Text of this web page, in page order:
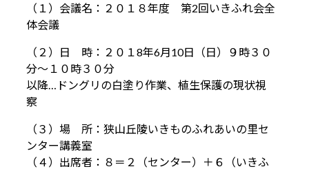
（１）会議名：２０１８年度 第2回いきふれ会全
体会議
（２）日 時：２０１8年6月10日（日）９時３０
分～１０時３０分
以降…ドングリの白塗り作業、植生保護の現状視
察
（３）場 所：狭山丘陵いきものふれあいの里セ
ンター講義室
（４）出席者：８＝２（センター）＋６（いきふ